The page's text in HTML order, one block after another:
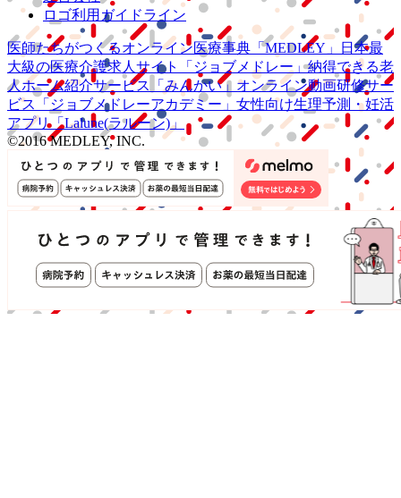
ロゴ利用ガイドライン
医師たちがつくるオンライン医療事典 「MEDLEY」
日本最
大級の医療介護求人サイト 「ジョブメドレー」納得できる老
人ホーム紹介サービス
「みんかい」 オンライン動画研修サー
ビス
「ジョブメドレーアカデミー」 女性向け生理予測・妊活
アプリ「Lalune(ラルーン)」
©2016 MEDLEY, INC.